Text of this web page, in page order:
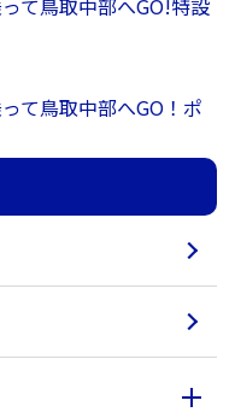
て鳥取中部へGO!特設
て鳥取中部へGO！ポ